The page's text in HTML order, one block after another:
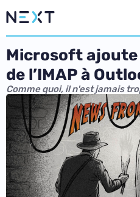
Microsoft
de l’IMAP à
Comme quoi, il n'est jamais